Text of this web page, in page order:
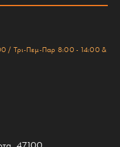
/ Τρι-Πεμ-Παρ 8:00 - 14:00 &